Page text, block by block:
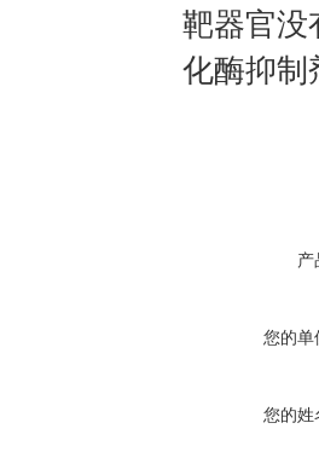
靶器官没
化酶抑制
产
您的单
您的姓